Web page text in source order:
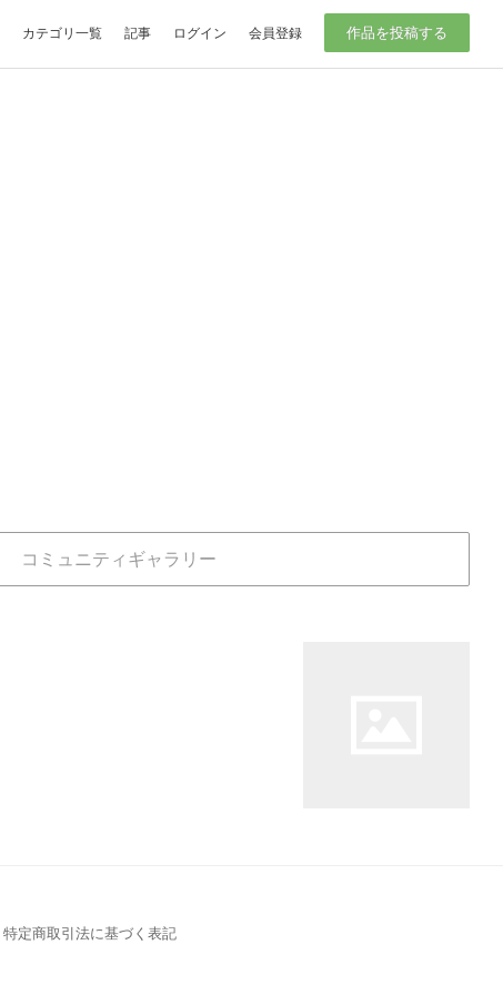
カテゴリ一覧 記事 ログイン 会員登録 作品を投稿する
コミュニティギャラリー
特定商取引法に基づく表記